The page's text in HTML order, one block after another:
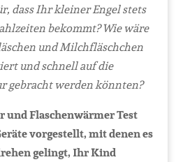
dass Ihr kleiner Engel stets
bekommt? Wie wäre
und Milchfläschchen
und schnell auf die
gebracht werden könnten?
Flaschenwärmer Test
vorgestellt, mit denen es
gelingt, Ihr Kind